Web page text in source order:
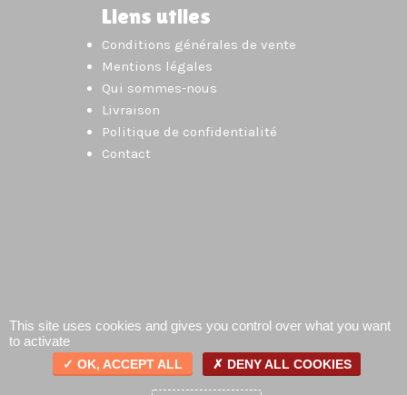
Liens utiles
Conditions générales de vente
Mentions légales
Qui sommes-nous
Livraison
Politique de confidentialité
Contact
This site uses cookies and gives you control over what you want
to activate
OK, ACCEPT ALL DENY ALL COOKIES